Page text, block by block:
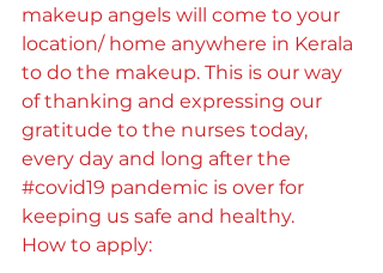
makeup angels will come to your
location/ home anywhere in Kerala
to do the makeup.​ This is our way
of thanking and expressing our
gratitude to the nurses today,
every day and long after the
#covid19 pandemic is over for
keeping us safe and healthy.
How to apply: